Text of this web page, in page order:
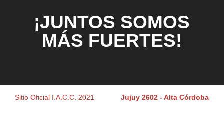
¡JUNTOS SOMOS
MÁS FUERTES!
Sitio Oficial I.A.C.C. 2021 Jujuy 2602 - Alta Córdoba